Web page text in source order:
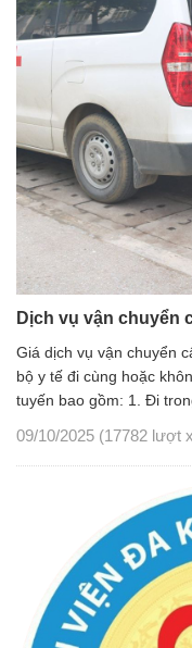
Dịch vụ vận chuyển
Giá dịch vụ vận chuyển
bộ y tế đi cùng hoặc
tuyến bao gồm: 1. Đi
09/10/2025 (17782 lượt